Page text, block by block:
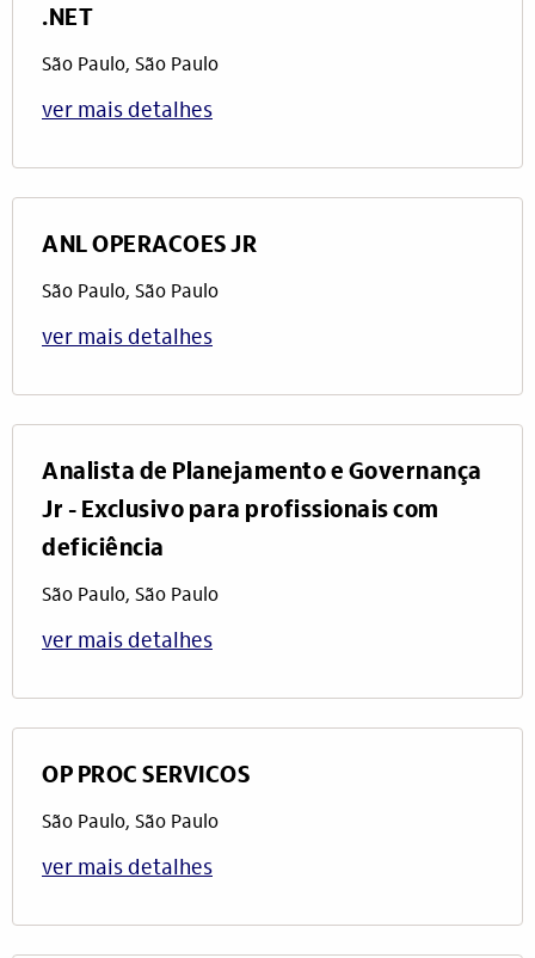
.NET
São Paulo, São Paulo
ver mais detalhes
ANL OPERACOES JR
São Paulo, São Paulo
ver mais detalhes
Analista de Planejamento e Governança
Jr - Exclusivo para profissionais com
deficiência
São Paulo, São Paulo
ver mais detalhes
OP PROC SERVICOS
São Paulo, São Paulo
ver mais detalhes